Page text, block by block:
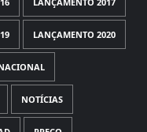
LANÇAMENTO 2020
NOTÍCIAS